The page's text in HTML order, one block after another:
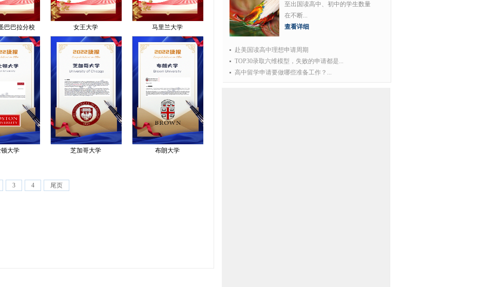
巴巴拉分校 女王大学 马里兰大学
大学 芝加哥大学 布朗大学
3 4 尾页
至出国读高中、初中的学生数量
在不断...
查看详细
赴美国读高中理想申请周期
TOP30录取六维模型，失败的申请都是...
高中留学申请要做哪些准备工作？...